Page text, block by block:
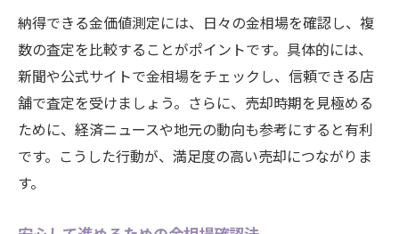
納得できる金価値測定には、日々の金相場を確認し、複
数の査定を比較することがポイントです。具体的には、
新聞や公式サイトで金相場をチェックし、信頼できる店
舗で査定を受けましょう。さらに、売却時期を見極める
ために、経済ニュースや地元の動向も参考にすると有利
です。こうした行動が、満足度の高い売却につながりま
す。